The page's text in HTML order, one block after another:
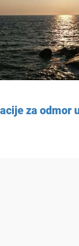
za odmor